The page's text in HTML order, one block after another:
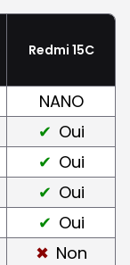
Redmi 15C
NANO
Oui
Oui
Oui
Oui
Non